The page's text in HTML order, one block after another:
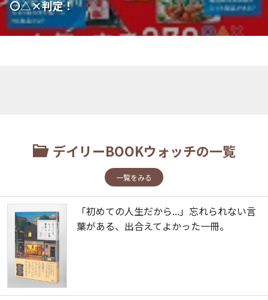
〇△×判定！
デイリーBOOKウォッチの一覧
一覧をみる
「初めての人生だから...」忘れられない言
葉がある、出合えてよかった一冊。